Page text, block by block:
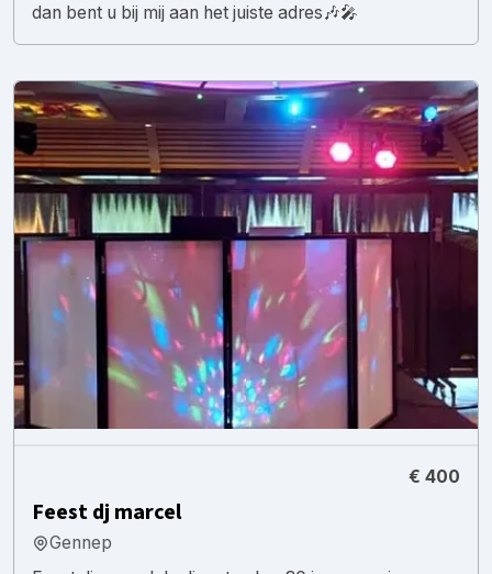
dan bent u bij mij aan het juiste adres🎶🎤
€ 400
Feest dj marcel
Gennep